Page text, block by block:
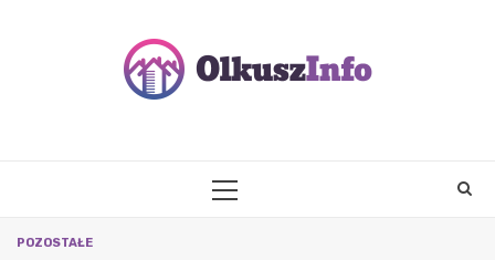
PRIMARY
POZOSTAŁE